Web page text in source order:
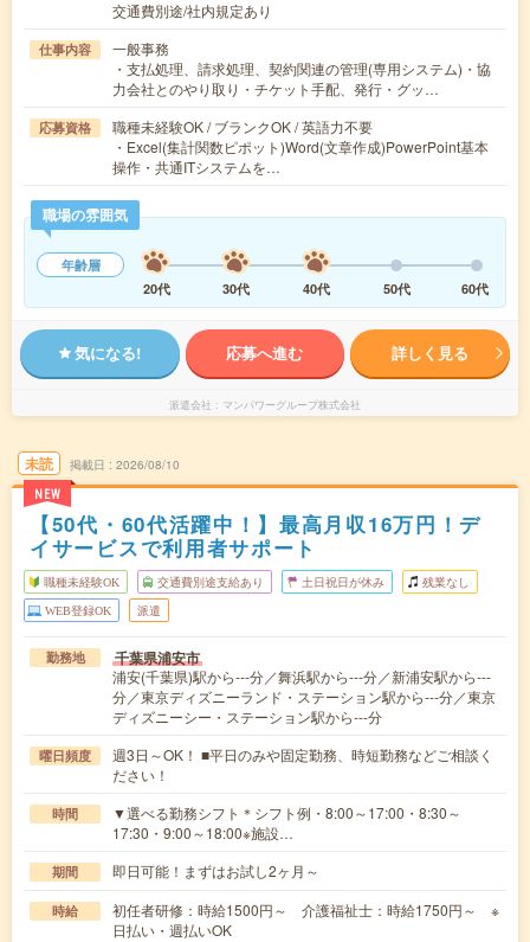
交通費別途/社内規定あり
仕事内容
一般事務
・支払処理、請求処理、契約関連の管理(専用システム)・協
力会社とのやり取り・チケット手配、発行・グッ…
応募資格
職種未経験OK / ブランクOK / 英語力不要
・Excel(集計関数ピポット)Word(文章作成)PowerPoint基本
操作・共通ITシステムを…
職場の雰囲気
年齢層
20代
30代 40代 50代 60代
気になる! 応募へ進む 詳しく見る
派遣会社 マンパワーグループ株式会社
未読
NEW
掲載日 2026/08/10
【50代・60代活躍中！】最高月収16万円！デ
イサービスで利用者サポート
職種未経験OK 交通費別途支給あり 土日祝日が休み 残業なし
WEB登録OK 派遣
勤務地 千葉県浦安市
浦安(千葉県)駅から---分／舞浜駅から---分／新浦安駅から---
分／東京ディズニーランド・ステーション駅から---分／東京
ディズニーシー・ステーション駅から---分
曜日頻度
週3日～OK！ ■平日のみや固定勤務、時短勤務などご相談く
ださい！
時間
▼選べる勤務シフト＊シフト例・8:00～17:00・8:30～
17:30・9:00～18:00※施設…
期間 即日可能！まずはお試し2ヶ月～
時給
初任者研修：時給1500円～ 介護福祉士：時給1750円～ ※
日払い・週払いOK